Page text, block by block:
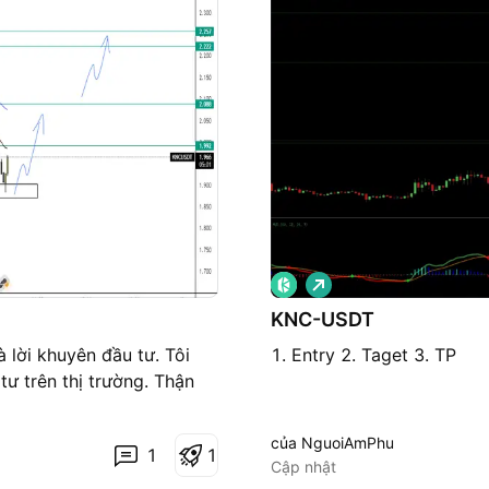
lời khuyên đầu tư. Tôi
trên thị trường. Thận
1 1
KNC-USDT
1. Entry 2. Taget 3. TP
G
i
á
l
ê
n
của NguoiAmPhu
Cập nhật